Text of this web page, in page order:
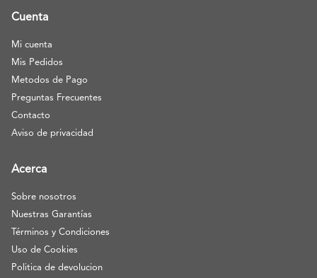
Cuenta
Mi cuenta
Mis Pedidos
Metodos de Pago
Preguntas Frecuentes
Contacto
Aviso de privacidad
Acerca
Sobre nosotros
Nuestras Garantías
Términos y Condiciones
Uso de Cookies
Politica de devolucion